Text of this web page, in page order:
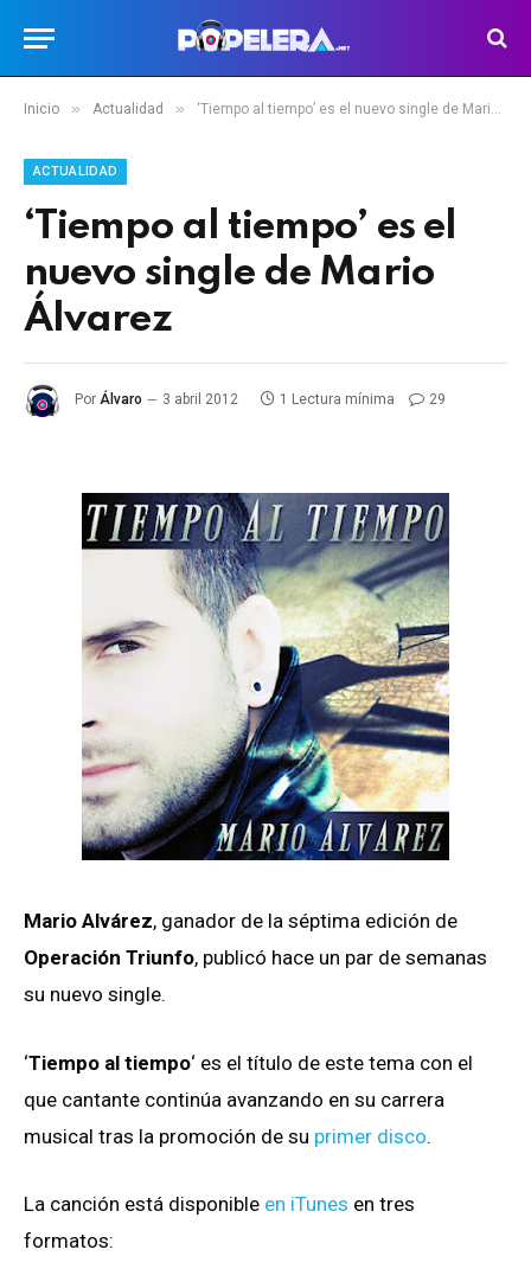
Inicio » Actualidad » ‘Tiempo al tiempo’ es el nuevo single de Mario Álvarez
ACTUALIDAD
‘Tiempo al tiempo’ es el
nuevo single de Mario
Álvarez
Por Álvaro 3 abril 2012 1 Lectura mínima 29
Mario Alvárez, ganador de la séptima edición de
Operación Triunfo, publicó hace un par de semanas
su nuevo single.
‘Tiempo al tiempo‘ es el título de este tema con el
que cantante continúa avanzando en su carrera
musical tras la promoción de su primer disco.
La canción está disponible en iTunes en tres
formatos: